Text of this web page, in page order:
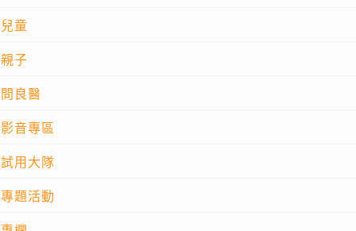
兒童
親子
問良醫
影音專區
試用大隊
專題活動